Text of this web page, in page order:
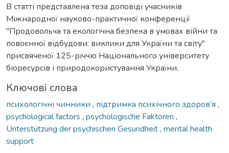
В статті представлена теза доповіді учасників
Міжнародної науково-практичної конференції
"Продовольча та екологічна безпека в умовах війни та
повоєнної відбудови: виклики для України та світу"
присвяченої 125-річчю Національного університету
біоресурсів і природокористування України.
Ключові слова
психологічні чинники , підтримка психічного здоров’я ,
psychological factors , psychologische Faktoren ,
Unterstützung der psychischen Gesundheit, mental health
support